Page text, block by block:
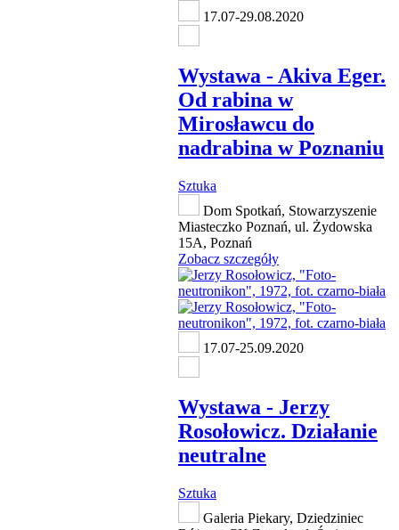
17.07-29.08.2020
Wystawa - Akiva Eger.
Od rabina w
Mirosławcu do
nadrabina w Poznaniu
Sztuka
Dom Spotkań, Stowarzyszenie
Miasteczko Poznań, ul. Żydowska
15A, Poznań
Zobacz szczegóły
17.07-25.09.2020
Wystawa - Jerzy
Rosołowicz. Działanie
neutralne
Sztuka
Galeria Piekary, Dziedziniec